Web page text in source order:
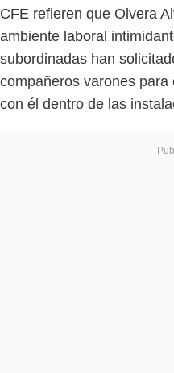
CFE refieren que Olvera
ambiente laboral
subordinadas han
compañeros varones
con él dentro de las